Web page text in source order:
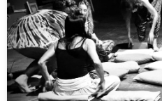
Sarete accompagnati
meditazione per
sconosciuti e